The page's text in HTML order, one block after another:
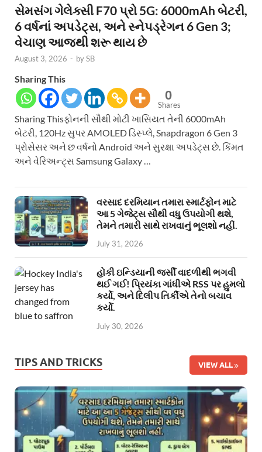
સેમસંગ ગેલેક્સી F70 પ્રો 5G: 6000mAh બેટરી,
6 વર્ષનાં અપડેટ્સ, અને સ્નેપડ્રેગન 6 Gen 3;
વેચાણ આજથી શરૂ થાય છે
August 3, 2026 - bySB
Sharing This
0
Shares
Sharing Thisફોનની સૌથી મોટી ખાસિયત તેની 6000mAh
બેટરી, 120Hz સુપર AMOLED ડિસ્પ્લે, Snapdragon 6 Gen 3
પ્રોસેસર અને છ વર્ષનો Android અને સુરક્ષા અપડેટ્સ છે. કિંમત
અને વેરિઅન્ટ્સ Samsung Galaxy …
વરસાદ દરમિયાન તમારા સ્માર્ટફોન માટે
આ 5 ગેજેટ્સ સૌથી વધુ ઉપયોગી થશે,
તેમને તમારી સાથે રાખવાનું ભૂલશો નહીં.
July 31, 2026
હોકી ઇન્ડિયાની જર્સી વાદળીથી ભગવી
થઈ ગઈ! પ્રિયંકા ગાંધીએ RSS પર હુમલો
કર્યો, અને દિલીપ તિર્કીએ તેનો બચાવ
કર્યો.
July 30, 2026
TIPS AND TRICKS VIEW ALL